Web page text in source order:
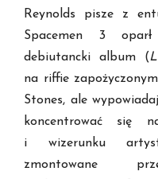
Reynolds pisze z
Spacemen 3
debiutancki album (
na riffie
Stones, ale
koncentrować się
i wizerunku
zmontowane